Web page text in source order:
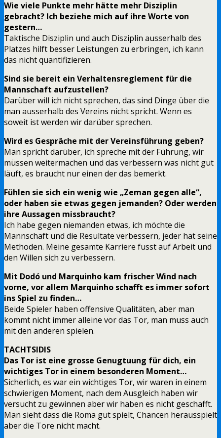
Wie viele Punkte mehr hätte mehr Disziplin
gebracht? Ich beziehe mich auf ihre Worte von
gestern…
Taktische Disziplin und auch Disziplin ausserhalb des
Platzes hilft besser Leistungen zu erbringen, ich kann
das nicht quantifizieren.
Sind sie bereit ein Verhaltensreglement für die
Mannschaft aufzustellen?
Darüber will ich nicht sprechen, das sind Dinge über die
man ausserhalb des Vereins nicht spricht. Wenn es
soweit ist werden wir darüber sprechen.
Wird es Gespräche mit der Vereinsführung geben?
Man spricht darüber, ich spreche mit der Führung, wir
müssen weitermachen und das verbessern was nicht gut
läuft, es braucht nur einen der das bemerkt.
Fühlen sie sich ein wenig wie „Zeman gegen alle“,
oder haben sie etwas gegen jemanden? Oder werden
ihre Aussagen missbraucht?
Ich habe gegen niemanden etwas, ich möchte die
Mannschaft und die Resultate verbessern, jeder hat seine
Methoden. Meine gesamte Karriere fusst auf Arbeit und
den Willen sich zu verbessern.
Mit Dodó und Marquinho kam frischer Wind nach
vorne, vor allem Marquinho schafft es immer sofort
ins Spiel zu finden…
Beide Spieler haben offensive Qualitäten, aber man
kommt nicht immer alleine vor das Tor, man muss auch
mit den anderen spielen.
TACHTSIDIS
Das Tor ist eine grosse Genugtuung für dich, ein
wichtiges Tor in einem besonderen Moment…
Sicherlich, es war ein wichtiges Tor, wir waren in einem
schwierigen Moment, nach dem Ausgleich haben wir
versucht zu gewinnen aber wir haben es nicht geschafft.
Man sieht dass die Roma gut spielt, Chancen herausspielt
aber die Tore nicht macht.